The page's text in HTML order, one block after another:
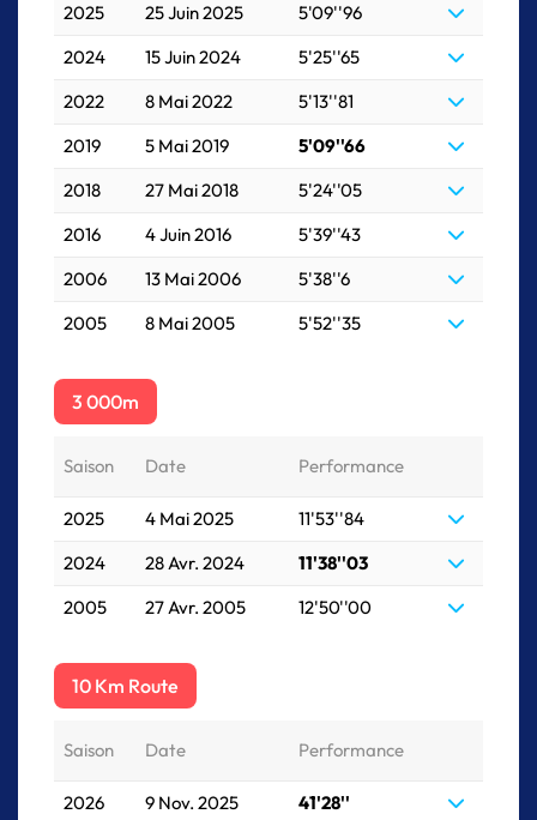
2025
25 Juin 2025
5'09''96
2024
15 Juin 2024
5'25''65
2022
8 Mai 2022
5'13''81
2019
5 Mai 2019
5'09''66
2018
27 Mai 2018
5'24''05
2016
4 Juin 2016
5'39''43
2006
13 Mai 2006
5'38''6
2005
8 Mai 2005 5'52''35
3 000m
Saison Date Performance
2025 4 Mai 2025
11'53''84
2024
28 Avr. 2024
11'38''03
2005
27 Avr. 2005 12'50''00
10 Km Route
Saison Date Performance
2026 9 Nov. 2025 41'28''